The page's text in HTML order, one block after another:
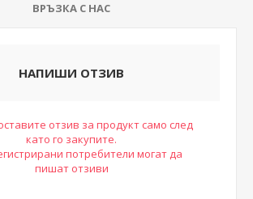
ВРЪЗКА С НАС
НАПИШИ ОТЗИВ
отзив за продукт само след
като го закупите.
потребители могат да
пишат отзиви